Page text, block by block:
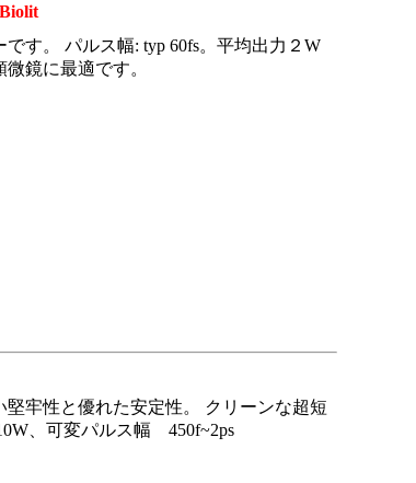
す。 パルス幅: typ 60fs。平均出力２W
鏡に最適です。
牢性と優れた安定性。 クリーンな超短
、可変パルス幅 450f~2ps